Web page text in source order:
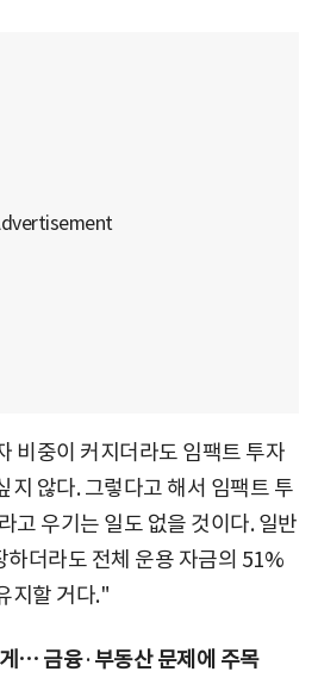
비중이 커지더라도 임팩트 투자
지 않다. 그렇다고 해서 임팩트 투
고 우기는 일도 없을 것이다. 일반
하더라도 전체 운용 자금의 51%
지할 거다."
… 금융·부동산 문제에 주목